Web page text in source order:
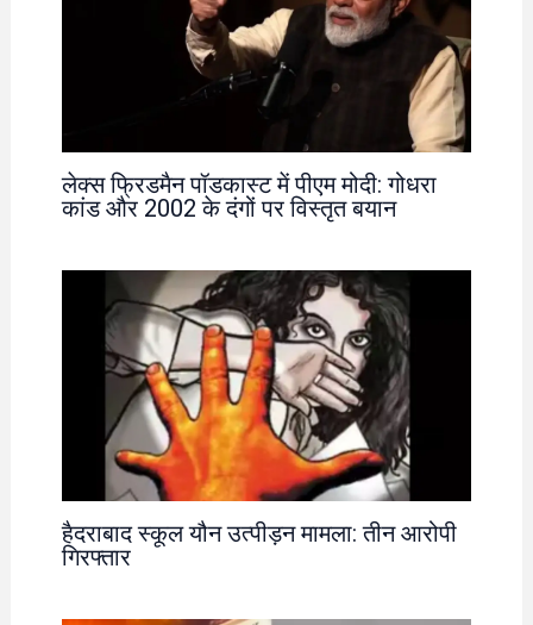
लेक्स फ्रिडमैन पॉडकास्ट में पीएम मोदी: गोधरा
कांड और 2002 के दंगों पर विस्तृत बयान
हैदराबाद स्कूल यौन उत्पीड़न मामला: तीन आरोपी
गिरफ्तार